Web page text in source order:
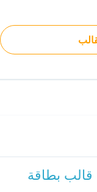
قالب بطاقة